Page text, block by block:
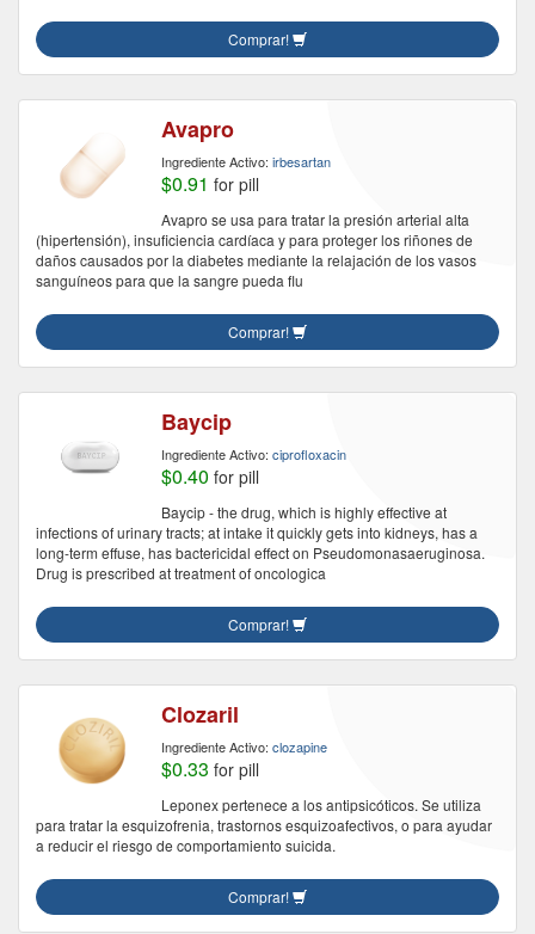
Comprar!
Avapro
Ingrediente Activo: irbesartan
$0.91 for pill
Avapro se usa para tratar la presión arterial alta
(hipertensión), insuficiencia cardíaca y para proteger los riñones de
daños causados ​​por la diabetes mediante la relajación de los vasos
sanguíneos para que la sangre pueda flu
Comprar!
Baycip
Ingrediente Activo: ciprofloxacin
$0.40 for pill
Baycip - the drug, which is highly effective at
infections of urinary tracts; at intake it quickly gets into kidneys, has a
long-term effuse, has bactericidal effect on Pseudomonasaeruginosa.
Drug is prescribed at treatment of oncologica
Comprar!
Clozaril
Ingrediente Activo: clozapine
$0.33 for pill
Leponex pertenece a los antipsicóticos. Se utiliza
para tratar la esquizofrenia, trastornos esquizoafectivos, o para ayudar
a reducir el riesgo de comportamiento suicida.
Comprar!